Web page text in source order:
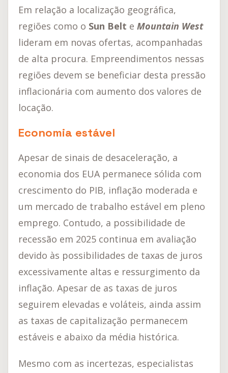
Em relação a localização geográfica,
regiões como o Sun Belt e Mountain West
lideram em novas ofertas, acompanhadas
de alta procura. Empreendimentos nessas
regiões devem se beneficiar desta pressão
inflacionária com aumento dos valores de
locação.
Economia estável
Apesar de sinais de desaceleração, a
economia dos EUA permanece sólida com
crescimento do PIB, inflação moderada e
um mercado de trabalho estável em pleno
emprego. Contudo, a possibilidade de
recessão em 2025 continua em avaliação
devido às possibilidades de taxas de juros
excessivamente altas e ressurgimento da
inflação. Apesar de as taxas de juros
seguirem elevadas e voláteis, ainda assim
as taxas de capitalização permanecem
estáveis e abaixo da média histórica.
Mesmo com as incertezas, especialistas